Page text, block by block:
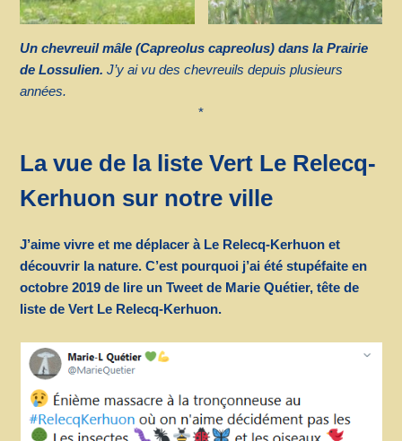
Un chevreuil mâle (Capreolus capreolus) dans la Prairie
de Lossulien.J’y ai vu des chevreuils depuis plusieurs
années.
*
La vue de la liste Vert Le Relecq-
Kerhuon sur notre ville
J’aime vivre et me déplacer à Le Relecq-Kerhuon et
découvrir la nature. C’est pourquoi j’ai été stupéfaite en
octobre 2019 de lire un Tweet de Marie Quétier, tête de
liste de Vert Le Relecq-Kerhuon.